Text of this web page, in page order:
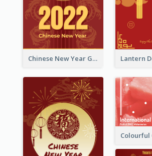
Chinese New Year Greeting Card With Dragon Decorations